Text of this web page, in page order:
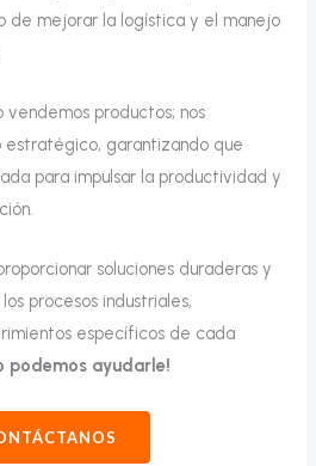
de mejorar la logística y el manejo
vendemos productos; nos
estratégico, garantizando que
para impulsar la productividad y
soluciones duraderas y
procesos industriales,
específicos de cada
podemos ayudarle!